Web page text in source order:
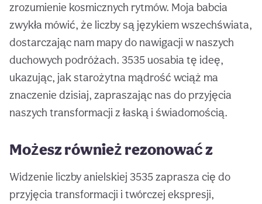
zrozumienie kosmicznych rytmów. Moja babcia
zwykła mówić, że liczby są językiem wszechświata,
dostarczając nam mapy do nawigacji w naszych
duchowych podróżach. 3535 uosabia tę ideę,
ukazując, jak starożytna mądrość wciąż ma
znaczenie dzisiaj, zapraszając nas do przyjęcia
naszych transformacji z łaską i świadomością.
Możesz również rezonować z
Widzenie liczby anielskiej 3535 zaprasza cię do
przyjęcia transformacji i twórczej ekspresji,